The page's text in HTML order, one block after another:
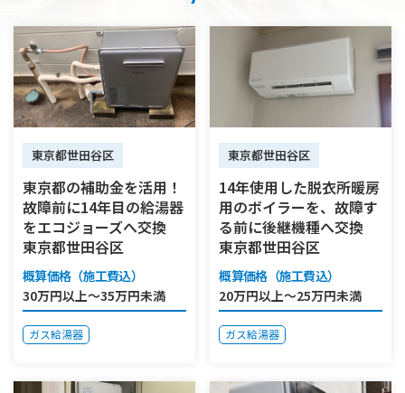
東京都世田谷区
東京都の補助金を活用！
故障前に14年目の給湯器
をエコジョーズへ交換
東京都世田谷区
概算価格（施工費込）
30万円以上～35万円未満
ガス給湯器
東京都世田谷区
14年使用した脱衣所暖房
用のボイラーを、故障す
る前に後継機種へ交換
東京都世田谷区
概算価格（施工費込）
20万円以上～25万円未満
ガス給湯器